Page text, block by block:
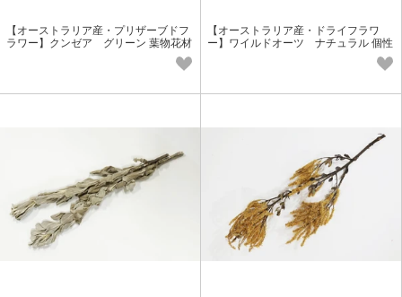
【オーストラリア産・プリザーブドフ
ラワー】クンゼア グリーン 葉物花材
【オーストラリア産・ドライフラワ
ー】ワイルドオーツ ナチュラル 個性